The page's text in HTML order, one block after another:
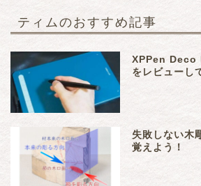
ティムのおすすめ記事
XPPen Deco
をレビューし
失敗しない木
覚えよう！